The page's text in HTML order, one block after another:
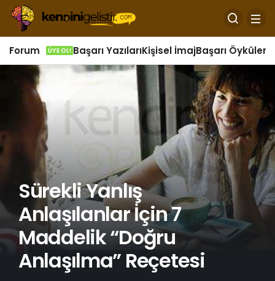
Forum ÜYE OL! Başarı YazılarıKişisel İmajBaşarı Öyküleri
Sürekli Yanlış
Anlaşılanlar İçin 7
Maddelik “Doğru
Anlaşılma” Reçetesi